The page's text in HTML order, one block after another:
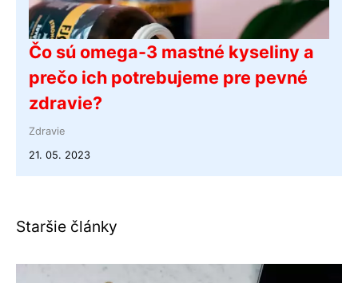
Čo sú omega-3 mastné kyseliny a
prečo ich potrebujeme pre pevné
zdravie?
Zdravie
21. 05. 2023
Staršie články